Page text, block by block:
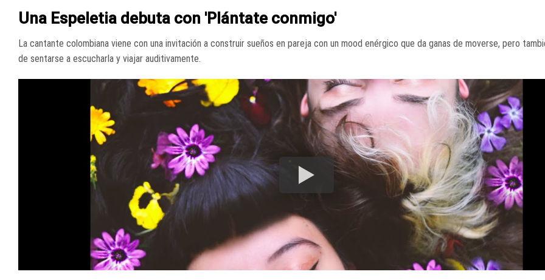
Una Espeletia debuta con 'Plántate conmigo'
La cantante colombiana viene con una invitación a construir sueños en pareja con un mood enérgico que da ganas de moverse, pero
de sentarse a escucharla y viajar auditivamente.